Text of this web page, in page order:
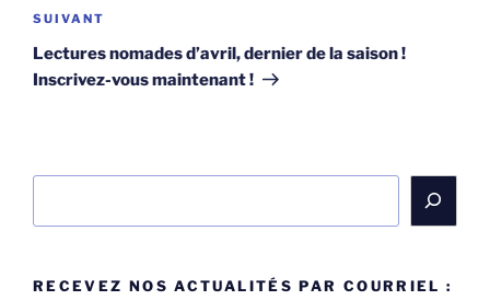
Article
suivant
SUIVANT
Lectures nomades d’avril, dernier de la saison !
Inscrivez-vous maintenant !
RECEVEZ NOS ACTUALITÉS PAR COURRIEL :